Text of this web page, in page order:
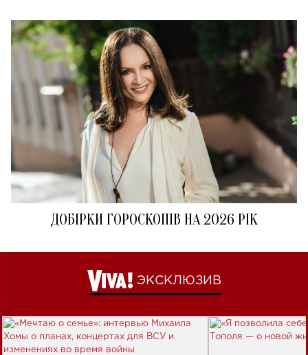
ДОБІРКИ ГОРОСКОПІВ НА 2026 РІК
ЭКСКЛЮЗИВ